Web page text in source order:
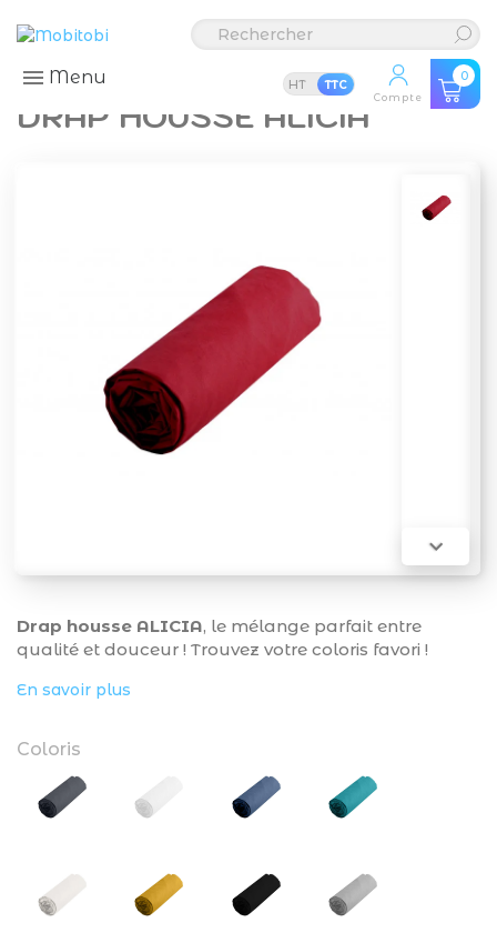
Menu HT TTC
Compte
0
DRAP HOUSSE ALICIA

Drap housse ALICIA, le mélange parfait entre
qualité et douceur ! Trouvez votre coloris favori !
En savoir plus
Coloris